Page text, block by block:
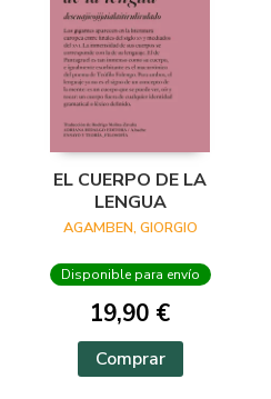
EL CUERPO DE LA
LENGUA
AGAMBEN, GIORGIO
Disponible para envío
19,90 €
Comprar